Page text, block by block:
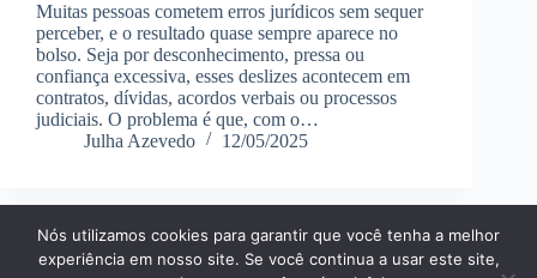
Muitas pessoas cometem erros jurídicos sem sequer
perceber, e o resultado quase sempre aparece no
bolso. Seja por desconhecimento, pressa ou
confiança excessiva, esses deslizes acontecem em
contratos, dívidas, acordos verbais ou processos
judiciais. O problema é que, com o…
Julha Azevedo
12/05/2025
Página Inícial Dicas
Aplicativos
Nós utilizamos cookies para garantir que você tenha a melhor
experiência em nosso site. Se você continua a usar este site,